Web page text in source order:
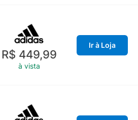
R$ 449,99
à vista
Ir à Loja